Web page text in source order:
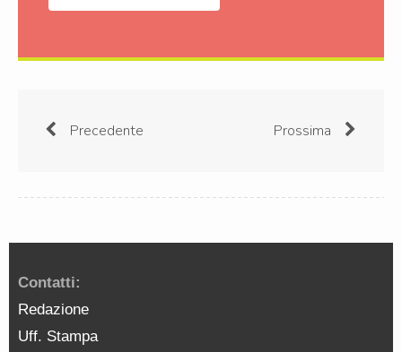
Precedente Prossima
Contatti:
Redazione
Uff. Stampa